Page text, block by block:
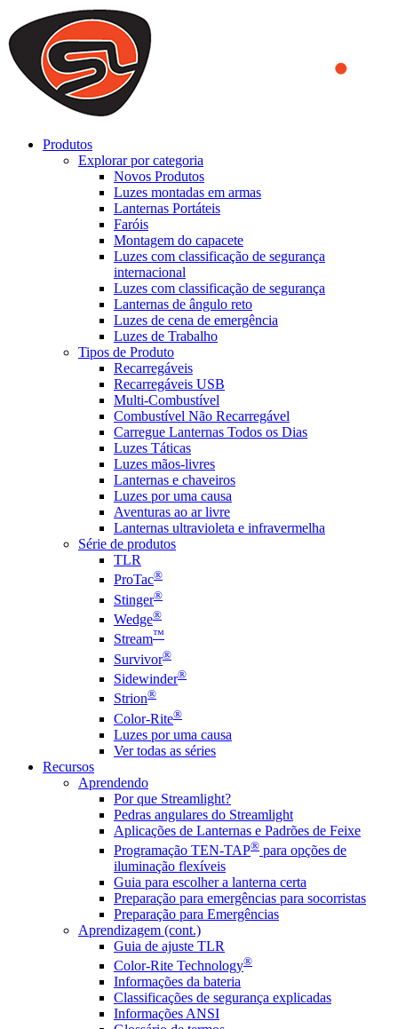
We use cookies to ensure that we provide you the best experience
on our website. By continuing to browse this website, you accept
that cookies are used to help us analyze how the website is used and
to offer you a better experience. To learn more or to find out how
you can disable cookies, you can access our
Produtos
Explorar por categoria
Novos Produtos
Luzes montadas em armas
Lanternas Portáteis
Faróis
Montagem do capacete
Luzes com classificação de segurança
internacional
Luzes com classificação de segurança
Lanternas de ângulo reto
Luzes de cena de emergência
Luzes de Trabalho
Tipos de Produto
Recarregáveis
Recarregáveis USB
Multi-Combustível
Combustível Não Recarregável
Carregue Lanternas Todos os Dias
Luzes Táticas
Luzes mãos-livres
Lanternas e chaveiros
Luzes por uma causa
Aventuras ao ar livre
Lanternas ultravioleta e infravermelha
Série de produtos
TLR
ProTac®
Stinger®
Wedge®
Stream™
Survivor®
Sidewinder®
Strion®
Color-Rite®
Luzes por uma causa
Ver todas as séries
Recursos
Aprendendo
Por que Streamlight?
Pedras angulares do Streamlight
Aplicações de Lanternas e Padrões de Feixe
Programação TEN-TAP® para opções de
iluminação flexíveis
Guia para escolher a lanterna certa
Preparação para emergências para socorristas
Preparação para Emergências
Aprendizagem (cont.)
Guia de ajuste TLR
Color-Rite Technology®
Informações da bateria
Classificações de segurança explicadas
Informações ANSI